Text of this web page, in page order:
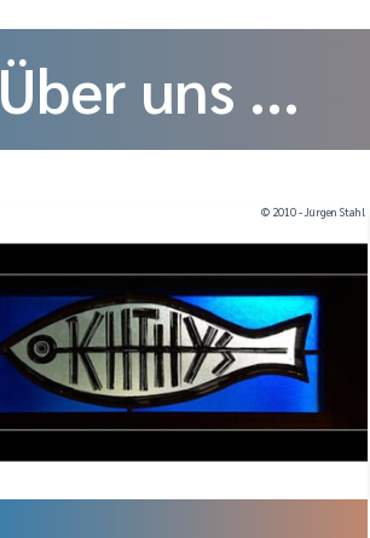
Über uns ...
© 2010 - Jürgen Stahl